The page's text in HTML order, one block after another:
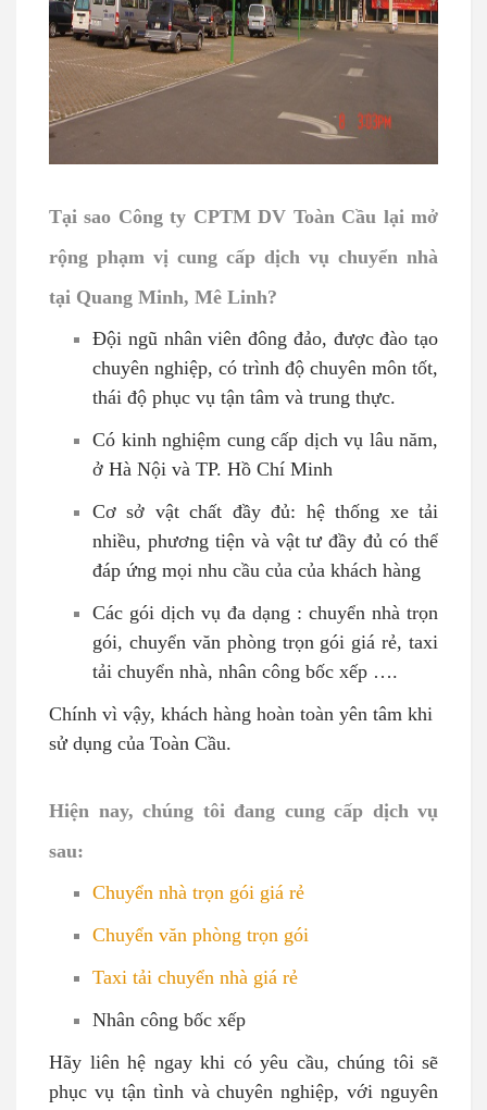
Tại sao Công ty CPTM DV Toàn Cầu lại mở
rộng phạm vị cung cấp dịch vụ chuyển nhà
tại Quang Minh, Mê Linh?
Đội ngũ nhân viên đông đảo, được đào tạo
chuyên nghiệp, có trình độ chuyên môn tốt,
thái độ phục vụ tận tâm và trung thực.
Có kinh nghiệm cung cấp dịch vụ lâu năm,
ở Hà Nội và TP. Hồ Chí Minh
Cơ sở vật chất đầy đủ: hệ thống xe tải
nhiều, phương tiện và vật tư đầy đủ có thể
đáp ứng mọi nhu cầu của của khách hàng
Các gói dịch vụ đa dạng : chuyển nhà trọn
gói, chuyển văn phòng trọn gói giá rẻ, taxi
tải chuyển nhà, nhân công bốc xếp ….
Chính vì vậy, khách hàng hoàn toàn yên tâm khi
sử dụng của Toàn Cầu.
Hiện nay, chúng tôi đang cung cấp dịch vụ
sau:
Chuyển nhà trọn gói giá rẻ
Chuyển văn phòng trọn gói
Taxi tải chuyển nhà giá rẻ
Nhân công bốc xếp
Hãy liên hệ ngay khi có yêu cầu, chúng tôi sẽ
phục vụ tận tình và chuyên nghiệp, với nguyên